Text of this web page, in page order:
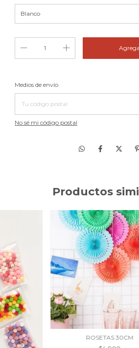
Entregas para el CP:
Medios de envío
No sé mi código postal
Productos
ROSETAS 30CM